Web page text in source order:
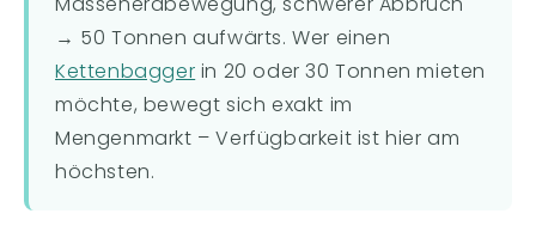
→ 50 Tonnen aufwärts. Wer einen
Kettenbagger in 20 oder 30 Tonnen mieten
möchte, bewegt sich exakt im
Mengenmarkt – Verfügbarkeit ist hier am
höchsten.